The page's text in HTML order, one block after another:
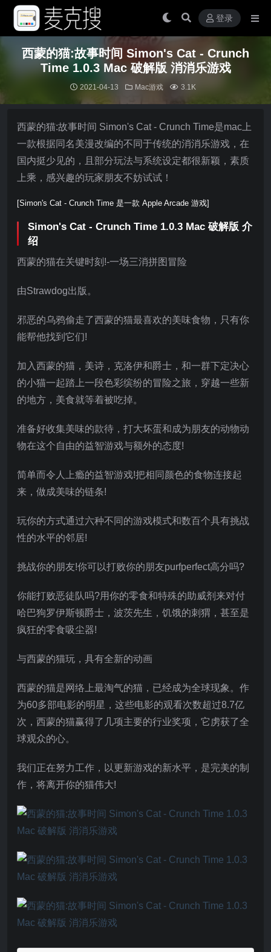
登录
西蒙的猫:故事时间 Simon's Cat - Crunch
Time 1.0.3 Mac 破解版 消消乐游戏
2021-04-13 Mac游戏 3.1K
西蒙的猫:故事时间 Simon's Cat - Crunch Time是mac上
一款根据同名美漫改编的不同于传统的消消乐游戏，在
国内挺少见的，且部分玩法与系统设定都很新颖，素质
上乘，感兴趣的玩家朋友不妨试试！
[Simon's Cat - Crunch Time 是一款 Apple Arcade 游戏]
Simon's Cat - Crunch Time 1.0.3 Mac 破解版 介
绍
西蒙的猫在关键时刻!-一场三消拼图冒险
由Strawdog出版。
邪恶的乌鸦偷走了西蒙的猫最喜欢的美味食物，只有你
能帮他找到它们!
加入西蒙的猫，美诗，克洛伊和爵士，和一群下定决心
的小猫一起踏上一段色彩缤纷的冒险之旅，穿越一些新
的地方，美食就等着被吃掉。
准备好收集美味的款待，打大坏蛋和成为朋友的动物动
物在这个自由的益智游戏与额外的态度!
简单而令人上瘾的益智游戏!把相同颜色的食物连接起
来，做成美味的链条!
玩你的方式通过六种不同的游戏模式和数百个具有挑战
性的水平的邻居!
挑战你的朋友!你可以打败你的朋友purfperfect高分吗?
你能打败恶徒队吗?用你的零食和特殊的助威剂来对付
哈巴狗罗伊斯顿爵士，波茨先生，饥饿的刺猬，甚至是
疯狂的零食吸尘器!
与西蒙的猫玩，具有全新的动画
西蒙的猫是网络上最淘气的猫，已经成为全球现象。作
为60多部电影的明星，这些电影的观看次数超过8.7亿
次，西蒙的猫赢得了几项主要的行业奖项，它虏获了全
球观众的心。
我们正在努力工作，以更新游戏的新水平，是完美的制
作，将离开你的猫伟大!